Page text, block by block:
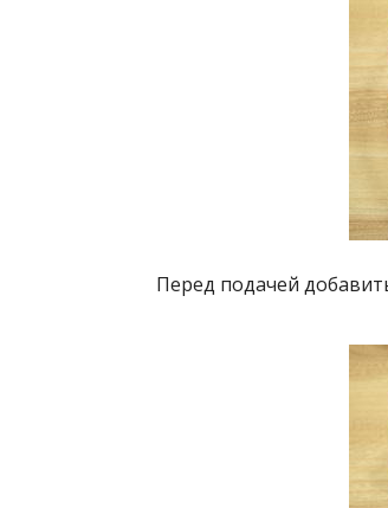
Перед подачей